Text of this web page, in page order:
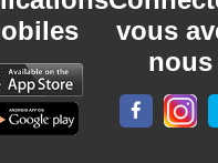
vous
nous